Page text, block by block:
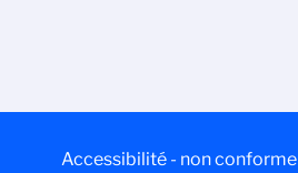
Accessibilité - non conforme